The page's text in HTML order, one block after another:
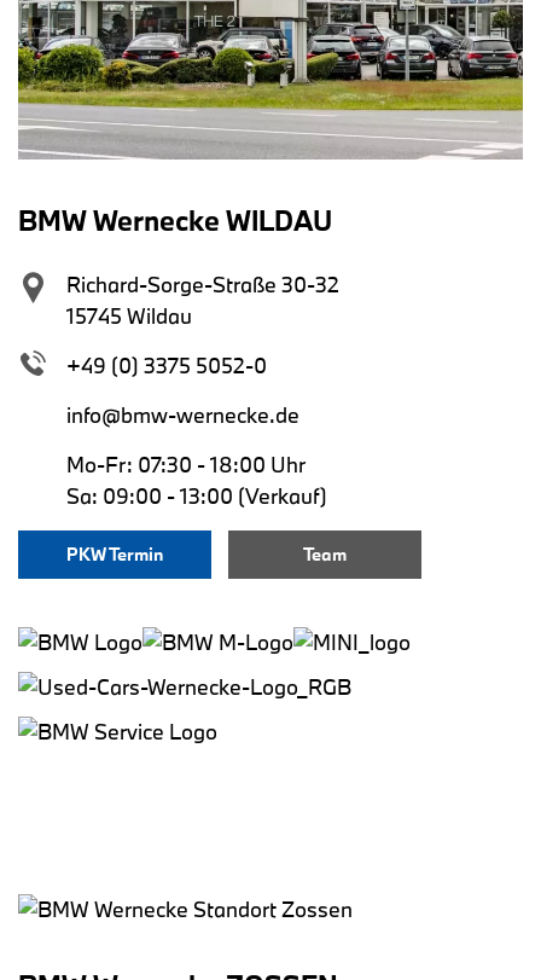
BMW Wernecke WILDAU
Richard-Sorge-Straße 30-32
15745 Wildau
+49 (0) 3375 5052-0
info@bmw-wernecke.de
Mo-Fr: 07:30 - 18:00 Uhr
Sa: 09:00 - 13:00 (Verkauf)
PKW Termin Team